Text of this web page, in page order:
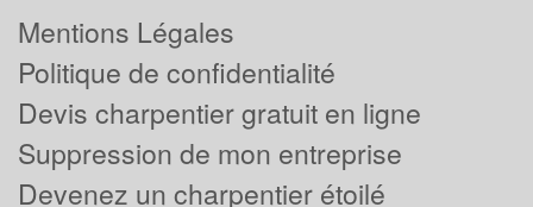
Mentions Légales
Politique de confidentialité
Devis charpentier gratuit en ligne
Suppression de mon entreprise
Devenez un charpentier étoilé